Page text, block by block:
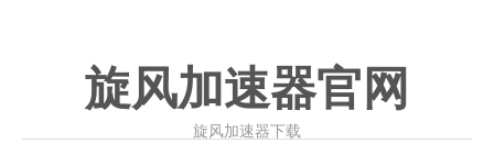
旋风加速器官网
旋风加速器下载